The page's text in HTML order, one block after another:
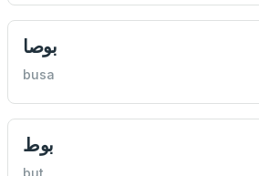
بوصا
busa
بوط
but